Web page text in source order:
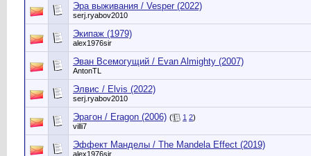
Эра выживания / Vesper (2022)
serj.ryabov2010
Экипаж (1979)
alex1976sir
Эван Всемогущий / Evan Almighty (2007)
AntonTL
Элвис / Elvis (2022)
serj.ryabov2010
Эрагон / Eragon (2006) ( 1 2)
villi7
Эффект Манделы / The Mandela Effect (2019)
alex1976sir